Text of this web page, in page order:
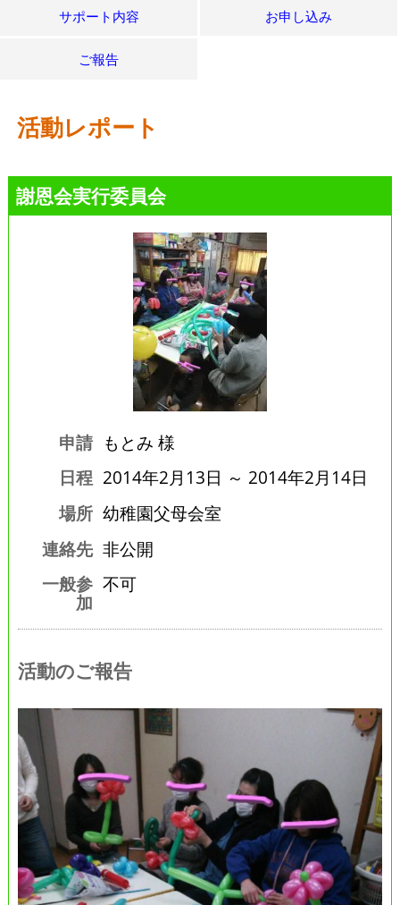
サポート内容 お申し込み
ご報告
活動レポート
謝恩会実行委員会
申請 もとみ 様
日程 2014年2月13日 ～ 2014年2月14日
場所 幼稚園父母会室
連絡先 非公開
一般参
加
不可
活動のご報告